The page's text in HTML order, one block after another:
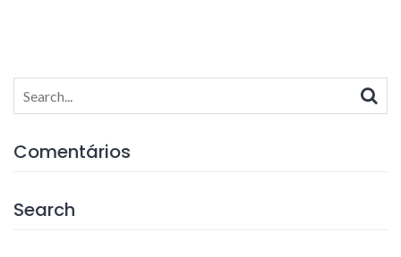
Search
for:
Comentários
Search